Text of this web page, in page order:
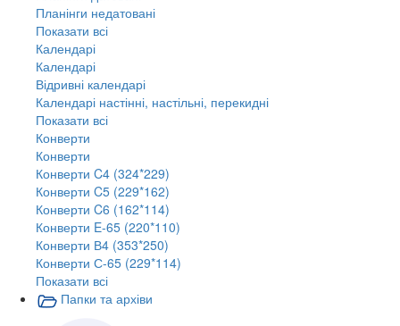
Планінги недатовані
Показати всі
Календарі
Календарі
Відривні календарі
Календарі настінні, настільні, перекидні
Показати всі
Конверти
Конверти
Конверти C4 (324*229)
Конверти C5 (229*162)
Конверти C6 (162*114)
Конверти E-65 (220*110)
Конверти В4 (353*250)
Конверти С-65 (229*114)
Показати всі
Папки та архіви